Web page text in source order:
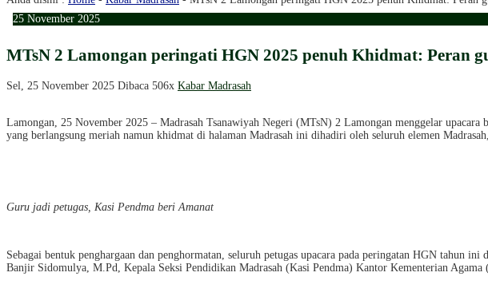
25 November 2025
MTsN 2 Lamongan peringati HGN 2025 penuh Khidmat: Peran
Sel, 25 November 2025 Dibaca 506x Kabar Madrasah
Lamongan, 25 November 2025 – Madrasah Tsanawiyah Negeri (MTsN) 2 Lamongan menggelar
yang berlangsung meriah namun khidmat di halaman Madrasah ini dihadiri oleh seluruh elemen
Guru jadi petugas, Kasi Pendma beri Amanat
Sebagai bentuk penghargaan dan penghormatan, seluruh petugas upacara pada peringatan HGN
Banjir Sidomulya, M.Pd, Kepala Seksi Pendidikan Madrasah (Kasi Pendma) Kantor Kementerian Agama